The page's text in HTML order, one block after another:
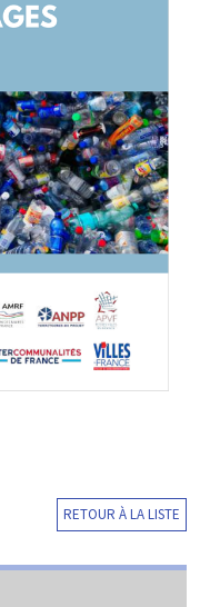
RETOUR À LA LISTE